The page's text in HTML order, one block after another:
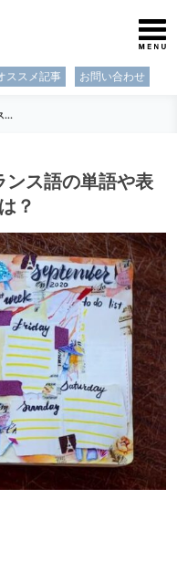
ススメ記事 お問い合わせ
...
ンス語の単語や表
？